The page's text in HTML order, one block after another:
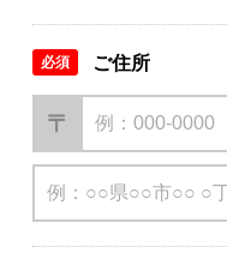
ご住所
必須
〒